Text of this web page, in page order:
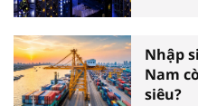
Nhập
Nam
siêu?